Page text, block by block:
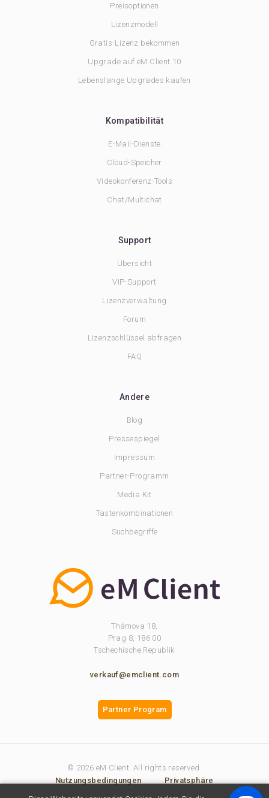
Preisoptionen
Lizenzmodell
Gratis-Lizenz bekommen
Upgrade auf eM Client 10
Lebenslange Upgrades kaufen
Kompatibilität
E-Mail-Dienste
Cloud-Speicher
Videokonferenz-Tools
Chat/Multichat
Support
Übersicht
VIP-Support
Lizenzverwaltung
Forum
Lizenzschlüssel abfragen
FAQ
Andere
Blog
Pressespiegel
Impressum
Partner-Programm
Media Kit
Tastenkombinationen
Suchbegriffe
Thámova 18,
Prag 8, 186 00
Tschechische Republik
verkauf@emclient.com
Partner Program
© 2026 eM Client. All rights reserved.
Nutzungsbedingungen
Privatsphäre